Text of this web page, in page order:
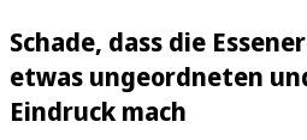
Schade, dass die
etwas ungeordneten
Eindruck mach